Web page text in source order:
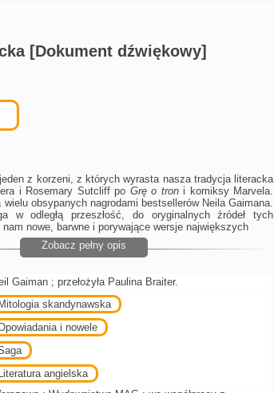
[Dokument dźwiękowy]
z korzeni, z których wyrasta nasza tradycja literacka
i Rosemary Sutcliff po Grę o tron i komiksy Marvela.
obsypanych nagrodami bestsellerów Neila Gaimana.
w odległą przeszłość, do oryginalnych źródeł tych
nowe, barwne i porywające wersje największych
Zobacz pełny opis
Gaiman ; przełożyła Paulina Braiter.
Mitologia skandynawska
i nowele
Literatura angielska